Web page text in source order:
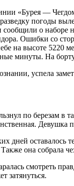
«Бурея —
разведку погоды
о наборе
Ошибки со
на высоте 5220
минуты. На
успела
по березам в
Девушка
дней оставалось
она собрала
смотреть
затянуться.